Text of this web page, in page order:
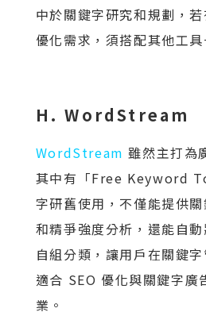
中於關鍵字研究和規劃，
優化需求，須搭配其他工具
H. WordStream
WordStream 雖然主打為
其中有「Free Keyword
字研舊使用，不僅能提供
和精爭強度分析，還能自
自組分類，讓用戶在關鍵字
適合 SEO 優化與關鍵字廣
業。